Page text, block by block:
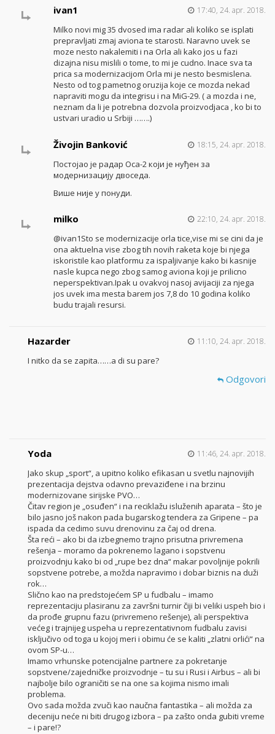
ivan1 17:40, 24. apr. 2018.
Milko novi mig 35 dvosed ima radar ali koliko se isplati
prepravljati zmaj aviona te starosti. Naravno uvek se
moze nesto nakalemiti i na Orla ali kako jos u fazi
dizajna nisu mislili o tome, to mi je cudno. Inace sva ta
prica sa modernizacijom Orla mi je nesto besmislena.
Nesto od tog pametnog oruzija koje ce mozda nekad
napraviti mogu da integrisu i na MiG-29. ( a mozda i ne,
neznam da li je potrebna dozvola proizvodjaca , ko bi to
ustvari uradio u Srbiji …….)
Živojin Banković 18:15, 24. apr. 2018.
Постојао је радар Оса-2 који је нуђен за
модернизацију двоседа.
Више није у понуди.
milko 22:10, 24. apr. 2018.
@ivan1Sto se modernizacije orla tice,vise mi se cini da je
ona aktuelna vise zbog tih novih raketa koje bi njega
iskoristile kao platformu za ispaljivanje kako bi kasnije
nasle kupca nego zbog samog aviona koji je prilicno
neperspektivan.Ipak u ovakvoj nasoj avijaciji za njega
jos uvek ima mesta barem jos 7,8 do 10 godina koliko
budu trajali resursi.
Hazarder 11:10, 24. apr. 2018.
I nitko da se zapita……a di su pare?
Odgovori
Yoda 11:46, 24. apr. 2018.
Jako skup „sport“, a upitno koliko efikasan u svetlu najnovijih
prezentacija dejstva odavno prevaziđene i na brzinu
modernizovane sirijske PVO…
Čitav region je „osuđen“ i na reciklažu isluženih aparata – što je
bilo jasno još nakon pada bugarskog tendera za Gripene – pa
ispada da cedimo suvu drenovinu za čaj od drena.
Šta reći – ako bi da izbegnemo trajno prisutna privremena
rešenja – moramo da pokrenemo lagano i sopstvenu
proizvodnju kako bi od „rupe bez dna“ makar povoljnije pokrili
sopstvene potrebe, a možda napravimo i dobar biznis na duži
rok…
Slično kao na predstojećem SP u fudbalu – imamo
reprezentaciju plasiranu za završni turnir čiji bi veliki uspeh bio i
da prođe grupnu fazu (privremeno rešenje), ali perspektiva
većeg i trajnijeg uspeha u reprezentativnom fudbalu zavisi
isključivo od toga u kojoj meri i obimu će se kaliti „zlatni orlići“ na
ovom SP-u…
Imamo vrhunske potencijalne partnere za pokretanje
sopstvene/zajedničke proizvodnje – tu su i Rusi i Airbus – ali bi
najbolje bilo ograničiti se na one sa kojima nismo imali
problema.
Ovo sada možda zvuči kao naučna fantastika – ali možda za
deceniju neće ni biti drugog izbora – pa zašto onda gubiti vreme
– i pare!?